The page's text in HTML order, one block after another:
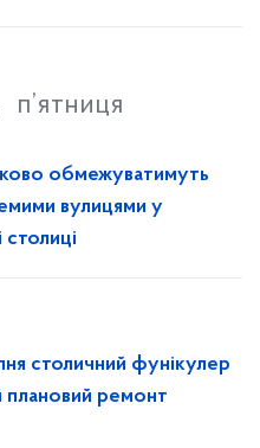
п’ятниця
обмежуватимуть
вулицями у
столичний фунікулер
плановий ремонт